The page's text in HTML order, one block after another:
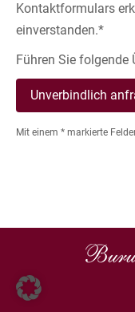
Kontaktformulars
einverstanden.*
Führen Sie
Mit einem * markierte